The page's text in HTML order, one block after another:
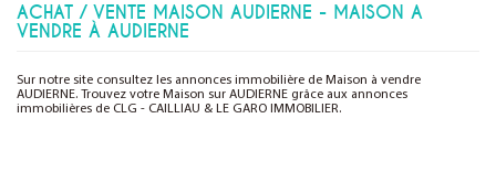
ACHAT / VENTE MAISON AUDIERNE - MAISON A
VENDRE À AUDIERNE
Sur notre site consultez les annonces immobilière de Maison à vendre
AUDIERNE. Trouvez votre Maison sur AUDIERNE grâce aux annonces
immobilières de CLG - CAILLIAU & LE GARO IMMOBILIER.